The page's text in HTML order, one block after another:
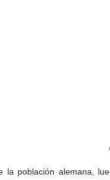
la población alemana,